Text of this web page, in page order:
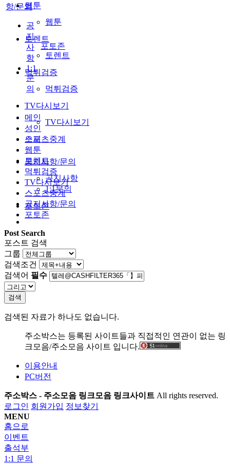
웹툰
웹툰
토렌트
토렌트
먹튀검증
먹튀검증
TV다시보기
TV다시보기
스포츠중계
공지사항/문의
공지사항
1:1문의
포토존
항/문의
공
지
사
항
1:1
문
의
포토존
메인
성인
오피
웹툰
토렌트
먹튀검증
TV다시보기
스포츠중계
공지사항/문의
포토존
Post Search
포스트 검색
그룹
검색조건
검색어 필수
검색
검색된 자료가 하나도 없습니다.
주소박스는 등록된 사이트들과 직접적인 연관이 없는 링
크모음/주소모음 사이트 입니다.
이용안내
PC버전
주소박스 - 주소모음 링크모음 링크사이트 All rights reserved.
로그인 회원가입 정보찾기
MENU
홈으로
이벤트
출석부
1:1 문의